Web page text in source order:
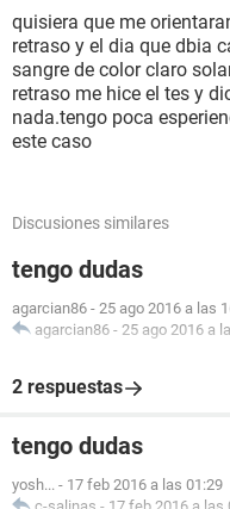
quisiera que me
retraso y el dia que dbia
sangre de color claro
retraso me hice el tes y
nada.tengo poca
este caso
Discusiones similares
tengo dudas
agarcian86 - 25 ago 2016 a las
agarcian86 - 25 ago 2016 a
2 respuestas
tengo dudas
yosh... - 17 feb 2016 a las 01:29